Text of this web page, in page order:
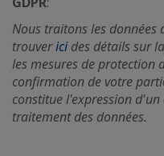
Nous traitons les données
trouvericides détails sur
les mesures de protection
confirmation de votre
constitue l'expression
traitement des données.